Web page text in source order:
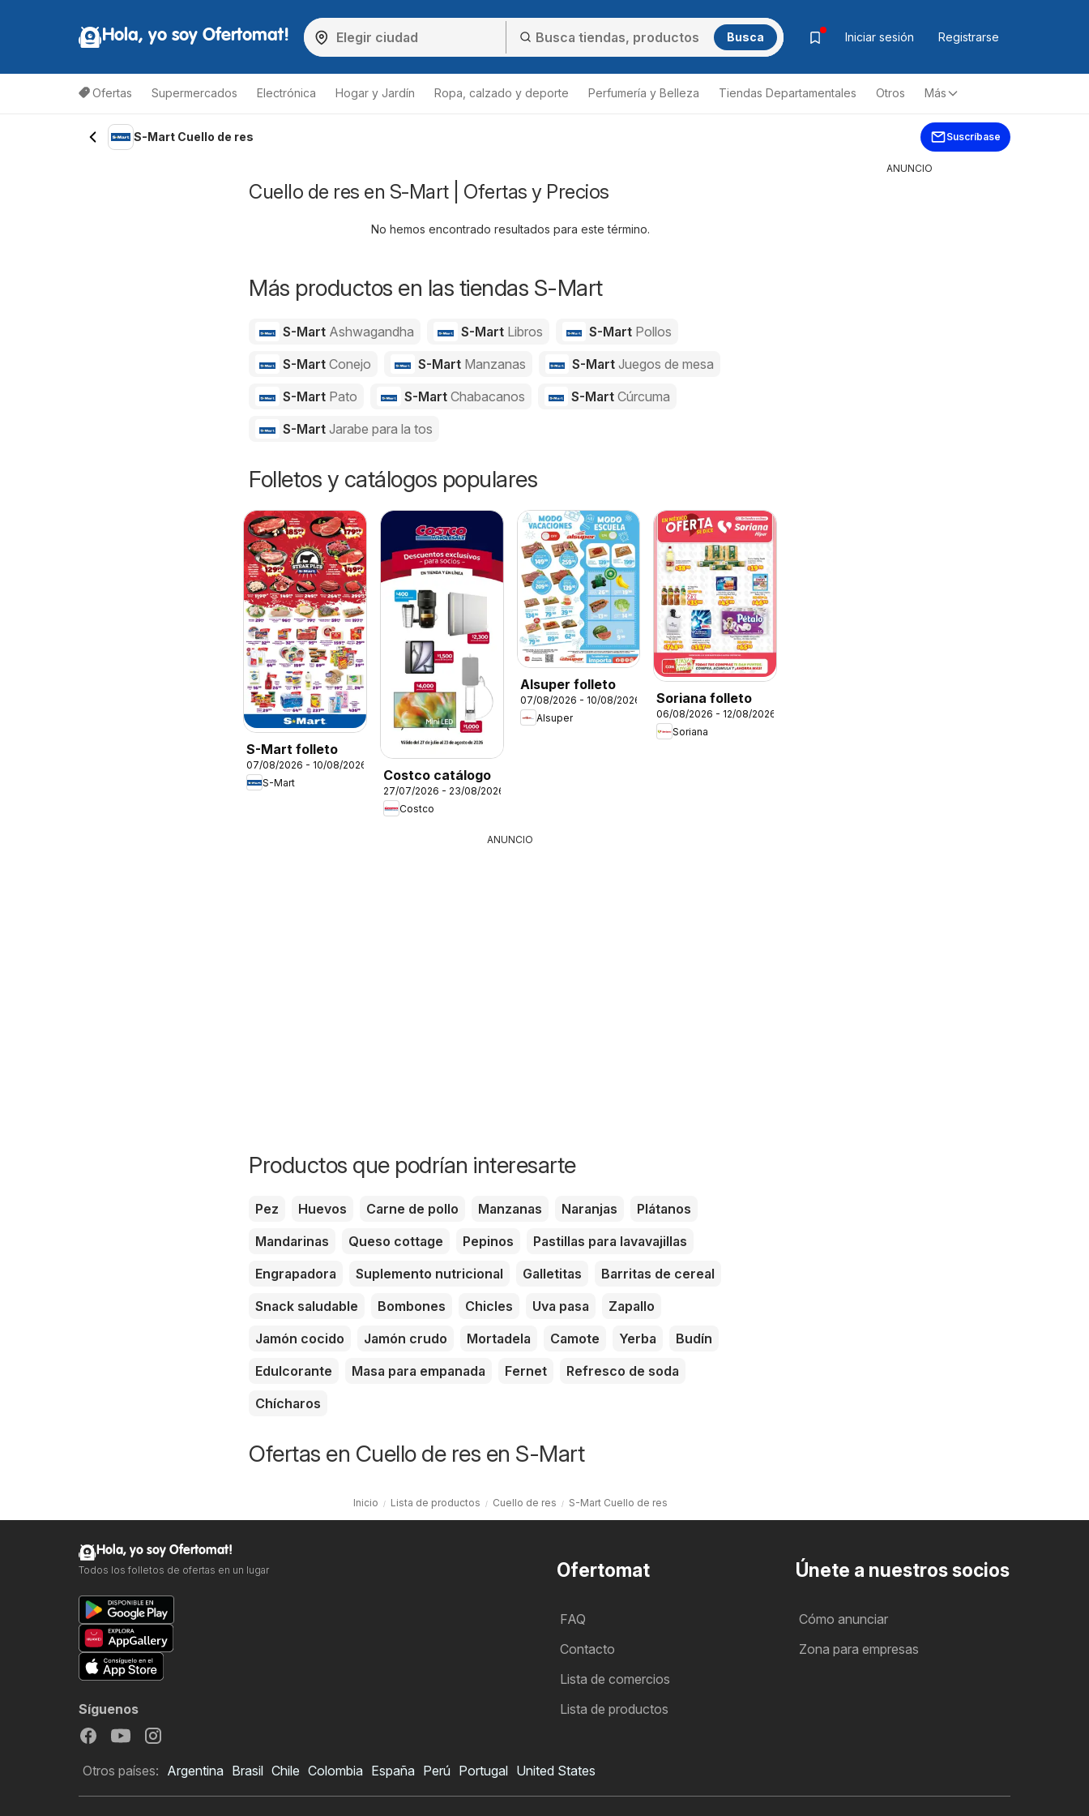
Hola, yo soy Ofertomat! Busca Iniciar sesión Registrarse
Ofertas Supermercados Electrónica Hogar y Jardín Ropa, calzado y deporte Perfumería y Belleza Tiendas Departamentales Otros Más
S-Mart Cuello de res Suscríbase
Cuello de res en S-Mart | Ofertas y Precios
No hemos encontrado resultados para este término.
Más productos en las tiendas S-Mart
S-Mart Ashwagandha S-Mart Libros S-Mart Pollos
S-Mart Conejo S-Mart Manzanas S-MartJuegos de mesa
S-Mart Pato S-Mart Chabacanos S-MartCúrcuma
S-Mart Jarabe para la tos
Folletos y catálogos populares
S-Mart folleto
07/08/2026 - 10/08/2026
S-Mart
Costco catálogo
27/07/2026 - 23/08/2026
Costco
Alsuper folleto
07/08/2026 - 10/08/2026
Alsuper
Soriana folleto
06/08/2026 - 12/08/2026
Soriana
ANUNCIO
Productos que podrían interesarte
Pez Huevos Carne de pollo Manzanas Naranjas
Plátanos
Mandarinas
Queso cottage Pepinos
Pastillas para lavavajillas
Engrapadora
Suplemento nutricional Galletitas
Barritas de cereal
Snack saludable
Bombones Chicles Uva pasa
Zapallo
Jamón cocido
Jamón crudo Mortadela Camote Yerba
Budín
Edulcorante
Masa para empanada Fernet
Refresco de soda
Chícharos
Ofertas en Cuello de res en S-Mart
Inicio Lista de productos Cuello de res S-Mart Cuello de res
ANUNCIO
Ofertomat
FAQ
Contacto
Lista de comercios
Lista de productos
Únete a nuestros socios
Cómo anunciar
Zona para empresas
Hola, yo soy Ofertomat!
Todos los folletos de ofertas en un lugar
Síguenos
Otros países: Argentina Brasil Chile Colombia España Perú Portugal United States